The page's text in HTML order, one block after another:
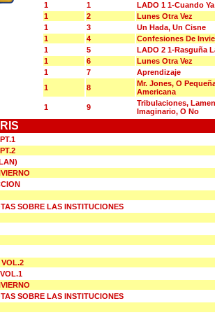
1 1
LADO 1 1-Cuando
1
2
Lunes Otra Vez
1
3
Un Hada, Un Cisne
1
4
Confesiones De
1
5
LADO 2 1-Rasguña
1
6
Lunes Otra Vez
1
7
Aprendizaje
1
8
Mr. Jones, O
Americana
1
9
Tribulaciones,
Imaginario, O No
SOBRE LAS INSTITUCIONES
VOL.2
SOBRE LAS INSTITUCIONES